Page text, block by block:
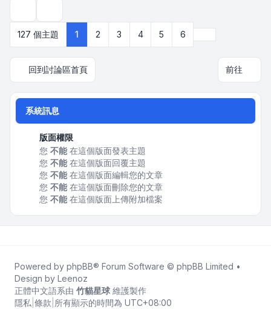
127 個主題
1 2 3 4 5 6
回到討論區首頁 前往
系統訊息
版面權限
您 不能在這個版面發表主題
您 不能在這個版面回覆主題
您 不能在這個版面編輯您的文章
您 不能在這個版面刪除您的文章
您 不能在這個版面上傳附加檔案
Powered by phpBB® Forum Software © phpBB Limited •
Design by Leenoz
正體中文語系由 竹貓星球 維護製作
隱私 條款 所有顯示的時間為 UTC+08:00